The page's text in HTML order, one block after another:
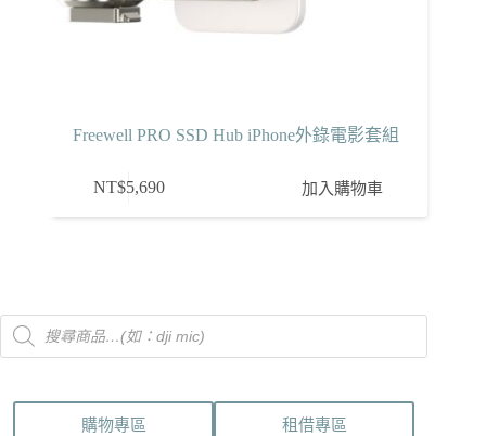
Freewell PRO SSD Hub iPhone外錄電影套組
NT$5,690 加入購物車
Products
search
購物專區 租借專區